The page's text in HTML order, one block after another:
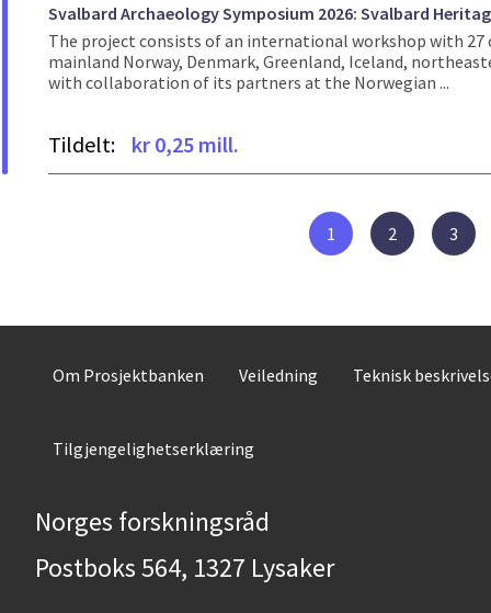
Svalbard Archaeology Symposium 2026: Svalbard
The project consists of an international workshop with
mainland Norway, Denmark, Greenland, Iceland,
with collaboration of its partners at the Norwegian ...
Tildelt: kr 0,25 mill.
1 2 3
Om Prosjektbanken Veiledning Teknisk
Tilgjengelighetserklæring
Norges forskningsråd
Postboks 564, 1327 Lysaker